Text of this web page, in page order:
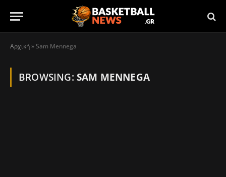
Αρχική» Sam Mennega
BROWSING: SAM MENNEGA